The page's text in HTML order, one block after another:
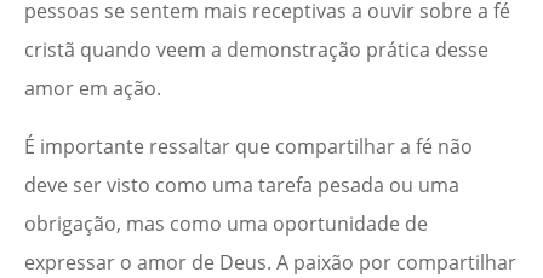
pessoas se sentem mais receptivas a ouvir sobre a fé
cristã quando veem a demonstração prática desse
amor em ação.
É importante ressaltar que compartilhar a fé não
deve ser visto como uma tarefa pesada ou uma
obrigação, mas como uma oportunidade de
expressar o amor de Deus. A paixão por compartilhar